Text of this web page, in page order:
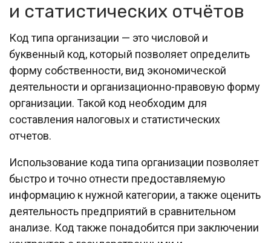
и статистических отчётов
Код типа организации — это числовой и
буквенный код, который позволяет определить
форму собственности, вид экономической
деятельности и организационно-правовую форму
организации. Такой код необходим для
составления налоговых и статистических
отчетов.
Использование кода типа организации позволяет
быстро и точно отнести предоставляемую
информацию к нужной категории, а также оценить
деятельность предприятий в сравнительном
анализе. Код также понадобится при заключении